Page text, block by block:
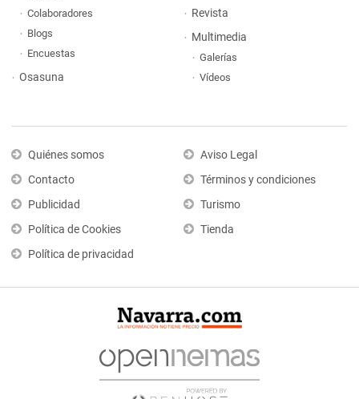
Colaboradores
Blogs
Encuestas
Osasuna
Revista
Multimedia
Galerías
Vídeos
Quiénes somos
Contacto
Publicidad
Política de Cookies
Política de privacidad
Aviso Legal
Términos y condiciones
Turismo
Tienda